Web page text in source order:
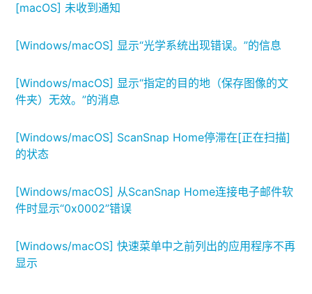
[macOS] 未收到通知
[Windows/macOS] 显示“光学系统出现错误。”的信息
[Windows/macOS] 显示“指定的目的地（保存图像的文
件夹）无效。”的消息
[Windows/macOS] ScanSnap Home停滞在[正在扫描]
的状态
[Windows/macOS] 从ScanSnap Home连接电子邮件软
件时显示“0x0002”错误
[Windows/macOS] 快速菜单中之前列出的应用程序不再
显示